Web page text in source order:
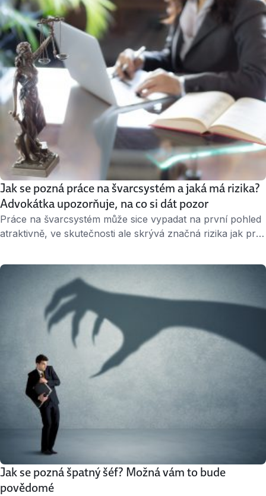
vztahy. Konflikt v práci může vzniknout kvůli
nedorozumění, přetížení, nejasně rozděleným úkolům i
kvůli …
Jak se pozná práce na švarcsystém a jaká má rizika?
Advokátka upozorňuje, na co si dát pozor
Práce na švarcsystém může sice vypadat na první pohled
atraktivně, ve skutečnosti ale skrývá značná rizika jak pro
režimu. Co to vlastně švarcsystém je, jak ho poznat a jaké
za něj hrozí sankce, jsme pro vás shrnuli ve spolupráci s
advokátkou Lenkou Gomez Tomčalovou z advokátní
kanceláře NIRRIS. …
Jak se pozná špatný šéf? Možná vám to bude
povědomé